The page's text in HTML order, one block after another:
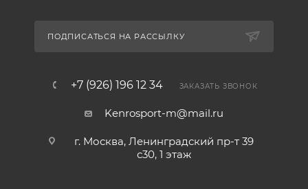
ПОДПИСАТЬСЯ НА РАССЫЛКУ
+7 (926) 196 12 34 ЗАКАЗАТЬ ЗВОНОК
Kenrosport-m@mail.ru
г. Москва, Ленинградский пр-т 39
с30, 1 этаж